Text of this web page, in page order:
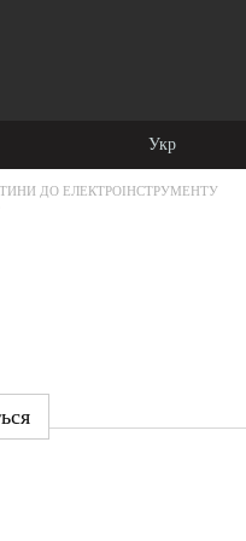
Укр
ДО ЕЛЕКТРОІНСТРУМЕНТУ